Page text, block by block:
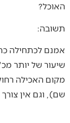
האוכל?
תשובה:
אמנם לכתחילה
שיעור של יותר
מקום האכילה
שם), וגם אין